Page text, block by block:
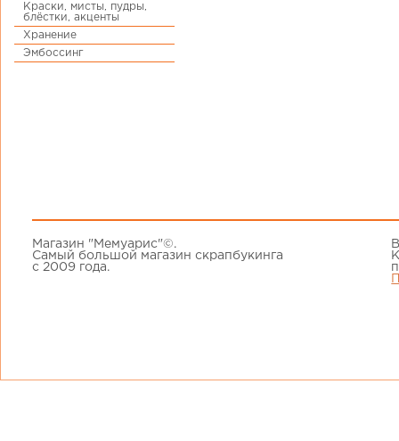
Краски, мисты, пудры,
блёстки, акценты
Хранение
Эмбоссинг
Магазин "Мемуарис"©.
Самый большой магазин скрапбукинга
с 2009 года.